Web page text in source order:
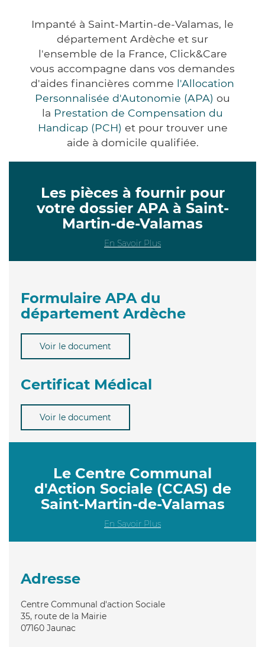
Impanté à Saint-Martin-de-Valamas, le
département Ardèche et sur
l'ensemble de la France, Click&Care
vous accompagne dans vos demandes
d'aides financières comme l'Allocation
Personnalisée d'Autonomie (APA) ou
la Prestation de Compensation du
Handicap (PCH) et pour trouver une
aide à domicile qualifiée.
Les pièces à fournir pour
votre dossier APA à Saint-
Martin-de-Valamas
En Savoir Plus
Formulaire APA du
département Ardèche
Voir le document
Certificat Médical
Voir le document
Le Centre Communal
d'Action Sociale (CCAS) de
Saint-Martin-de-Valamas
En Savoir Plus
Adresse
Centre Communal d'action Sociale
35, route de la Mairie
07160 Jaunac